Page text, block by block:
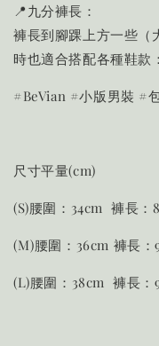
📍九分褲長：
褲長到腳踝上方一些（
時也適合搭配各種鞋款
#BeVian #小版男裝 #
尺寸平量(cm)
(S)腰圍：34cm 褲長
(M)腰圍：36cm 褲長：
(L)腰圍：38cm 褲長：